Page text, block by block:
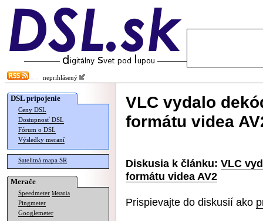
neprihlásený
DSL pripojenie
Ceny DSL
Dostupnosť DSL
Fórum o DSL
Výsledky meraní
Satelitná mapa SR
Merače
Speedmeter Merania
Pingmeter
Googlemeter
VLC vydalo
formátu videa
Diskusia k článku: VLC
formátu videa AV2
Prispievajte do diskusií ako